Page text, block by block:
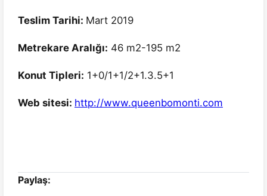
Teslim Tarihi: Mart 2019
Metrekare Aralığı: 46 m2-195 m2
Konut Tipleri: 1+0/1+1/2+1.3.5+1
Web sitesi: http://www.queenbomonti.com
Paylaş: